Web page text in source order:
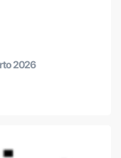
2026